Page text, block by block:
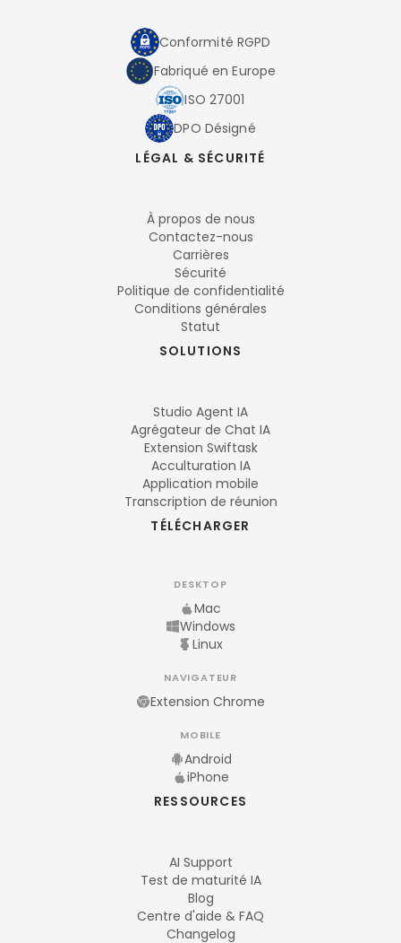
Conformité RGPD
Fabriqué en Europe
ISO 27001
DPO Désigné
LÉGAL & SÉCURITÉ
À propos de nous
Contactez-nous
Carrières
Sécurité
Politique de confidentialité
Conditions générales
Statut
SOLUTIONS
Studio Agent IA
Agrégateur de Chat IA
Extension Swiftask
Acculturation IA
Application mobile
Transcription de réunion
TÉLÉCHARGER
DESKTOP
Mac
Windows
Linux
NAVIGATEUR
Extension Chrome
MOBILE
Android
iPhone
RESSOURCES
AI Support
Test de maturité IA
Blog
Centre d'aide & FAQ
Changelog